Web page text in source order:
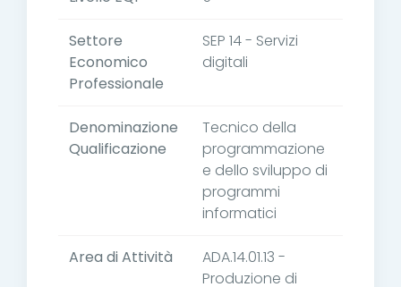
Settore
Economico
Professionale
SEP 14 - Servizi
digitali
Denominazione
Qualificazione
Tecnico della
programmazione
e dello sviluppo di
programmi
informatici
Area di Attività
ADA.14.01.13 -
Produzione di